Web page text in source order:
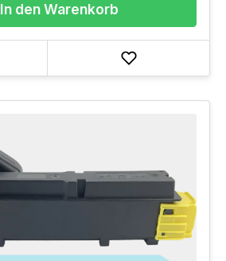
In den Warenkorb